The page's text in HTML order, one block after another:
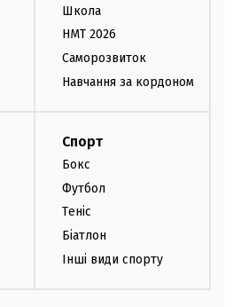
Школа
НМТ 2026
Саморозвиток
Навчання за кордоном
Спорт
Бокс
Футбол
Теніс
Біатлон
Інші види спорту